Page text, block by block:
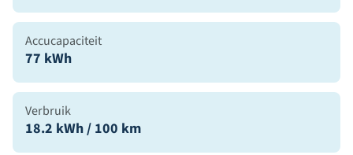
Accucapaciteit
77 kWh
Verbruik
18.2 kWh / 100 km